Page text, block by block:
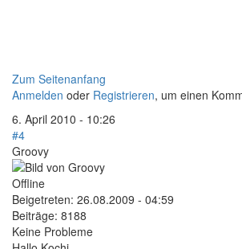
Zum Seitenanfang
Anmelden oder Registrieren, um einen
6. April 2010 - 10:26
#4
Groovy
Offline
Beigetreten: 26.08.2009 - 04:59
Beiträge: 8188
Keine Probleme